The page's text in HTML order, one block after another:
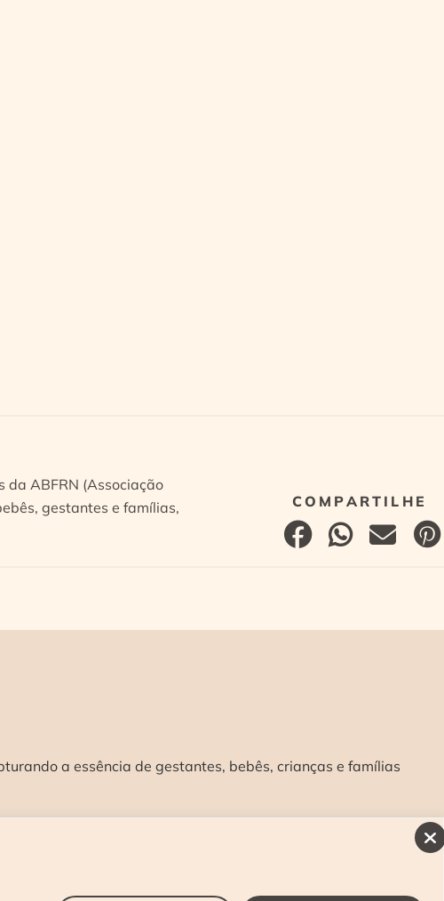
da ABFRN (Associação
gestantes e famílias,
a essência de gestantes, bebês, crianças e famílias
INSCREVA-SE E RECEBA NOSSAS NOVIDADES: